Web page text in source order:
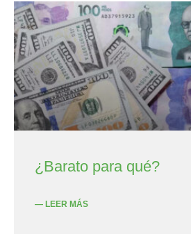
¿Barato para qué?
— LEER MÁS